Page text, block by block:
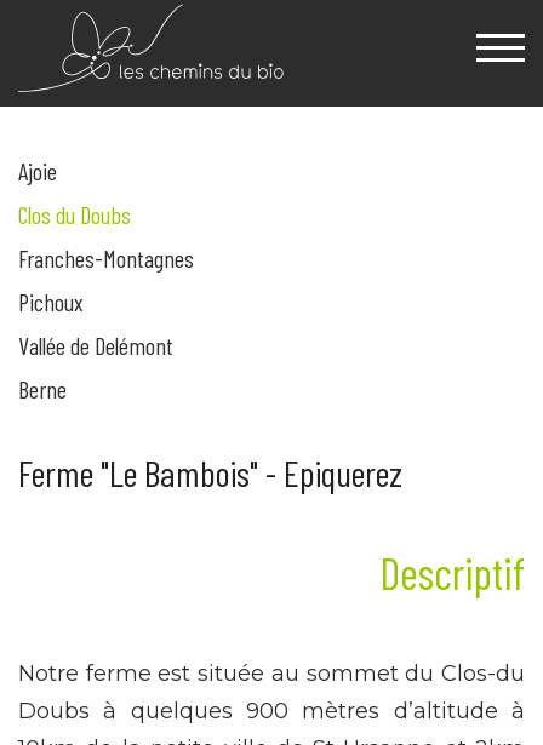
Ajoie
Clos du Doubs
Franches-Montagnes
Pichoux
Vallée de Delémont
Berne
Ferme "Le Bambois" - Epiquerez
Descriptif
Notre ferme est située au sommet du Clos-du
Doubs à quelques 900 mètres d’altitude à